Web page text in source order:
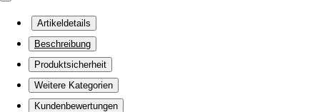
Artikeldetails
Beschreibung
Produktsicherheit
Weitere Kategorien
Kundenbewertungen